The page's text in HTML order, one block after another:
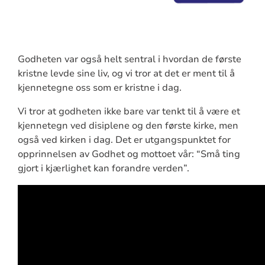
Godheten var også helt sentral i hvordan de første
kristne levde sine liv, og vi tror at det er ment til å
kjennetegne oss som er kristne i dag.
Vi tror at godheten ikke bare var tenkt til å være et
kjennetegn ved disiplene og den første kirke, men
også ved kirken i dag. Det er utgangspunktet for
opprinnelsen av Godhet og mottoet vår: “Små ting
gjort i kjærlighet kan forandre verden”.